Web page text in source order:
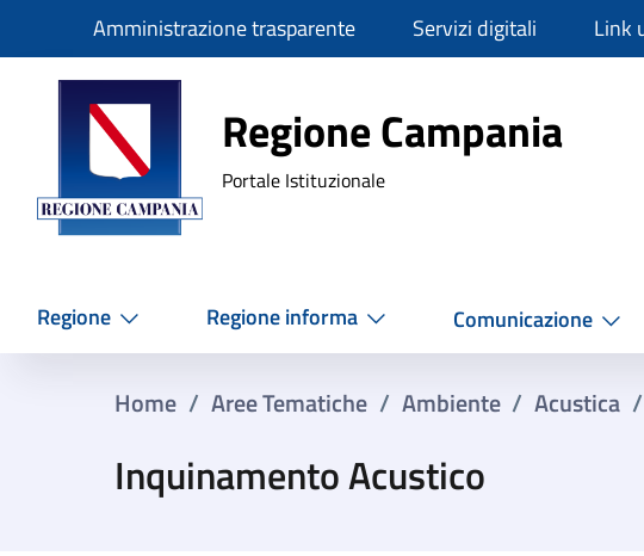
SlimAmministrazione trasparente Servizi digitali Link
Regione
Regione Campania
Portale Istituzionale
Regione Regione informa Comunicazione
Home / Aree Tematiche / Ambiente / Acustica /
Inquinamento Acustico